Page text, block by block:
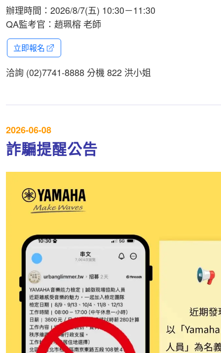
辦理時間：2026/8/7(五) 10:30－11:30
QA監考官：趙珮榕 老師
立即報名
洽詢 (02)7741-8888 分機 822 洪小姐
2026-06-08
詐騙提醒公告